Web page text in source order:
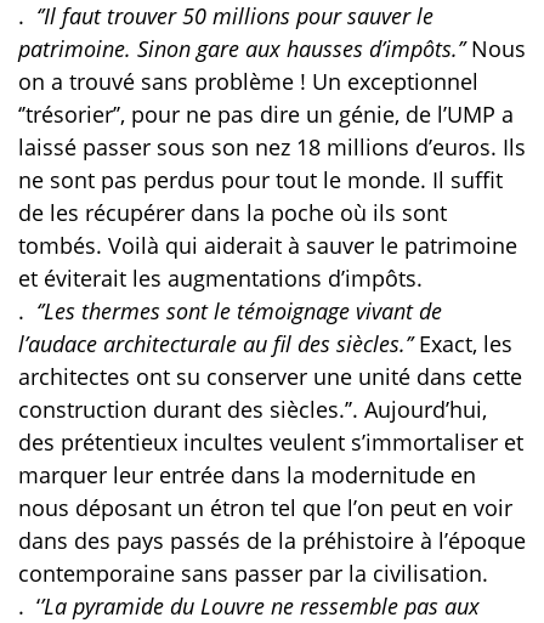
. ‘’Il faut trouver 50 millions pour sauver le
patrimoine. Sinon gare aux hausses d’impôts.’’Nous
on a trouvé sans problème ! Un exceptionnel
‘’trésorier’’, pour ne pas dire un génie, de l’UMP a
laissé passer sous son nez 18 millions d’euros. Ils
ne sont pas perdus pour tout le monde. Il suffit
de les récupérer dans la poche où ils sont
tombés. Voilà qui aiderait à sauver le patrimoine
et éviterait les augmentations d’impôts.
. ‘’Les thermes sont le témoignage vivant de
l’audace architecturale au fil des siècles.’’Exact, les
architectes ont su conserver une unité dans cette
construction durant des siècles.’’. Aujourd’hui,
des prétentieux incultes veulent s’immortaliser et
marquer leur entrée dans la modernitude en
nous déposant un étron tel que l’on peut en voir
dans des pays passés de la préhistoire à l’époque
contemporaine sans passer par la civilisation.
. ‘’La pyramide du Louvre ne ressemble pas aux